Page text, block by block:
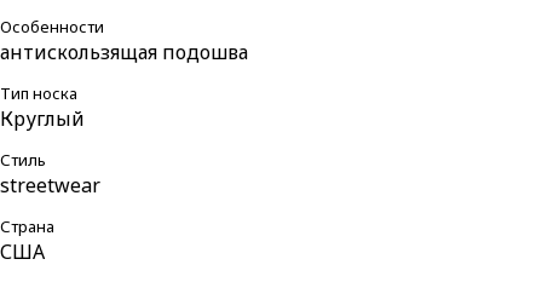
Особенности
антискользящая подошва
Тип носка
Круглый
Стиль
streetwear
Страна
США